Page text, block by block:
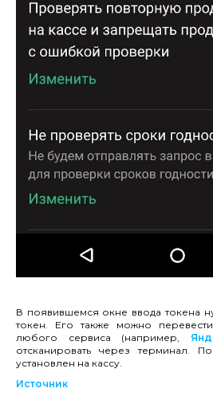
В появившемся окне ввода токена
токен. Его также можно
любого сервиса (например,
отсканировать через терминал.
установлен на кассу.
Источник